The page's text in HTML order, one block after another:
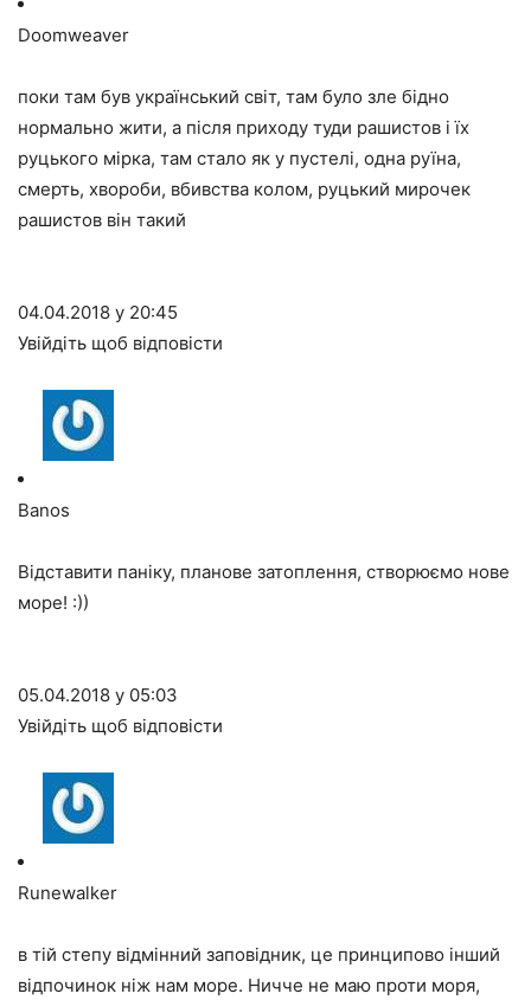
Doomweaver
поки там був український світ, там було зле бідно
нормально жити, а після приходу туди рашистов і їх
руцького мірка, там стало як у пустелі, одна руїна,
смерть, хвороби, вбивства колом, руцький мирочек
рашистов він такий
04.04.2018 у 20:45
Увійдіть щоб відповісти
Banos
Відставити паніку, планове затоплення, створюємо нове
море! :))
05.04.2018 у 05:03
Увійдіть щоб відповісти
Runewalker
в тій степу відмінний заповідник, це принципово інший
відпочинок ніж нам море. Ничче не маю проти моря,